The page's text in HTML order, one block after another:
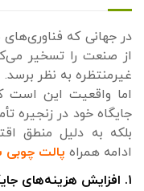
در جهانی که
از صنعت را تسخیر
غیرمنتظره به نظر برسد.
اما واقعیت این است
جایگاه خود در زنجیره
بلکه به دلیل منطق
ادامه همراه پالت چوبی
۱. افزایش هزینه‌های جایگزین‌ها